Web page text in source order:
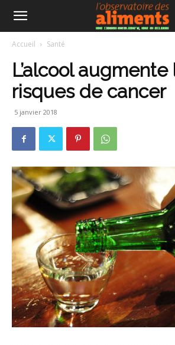
Accueil Santé
L’alcool augmente
risques de cancer
5 janvier 2018